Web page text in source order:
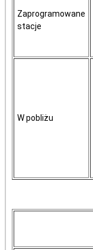
Zaprogramowane
stacje
W pobliżu